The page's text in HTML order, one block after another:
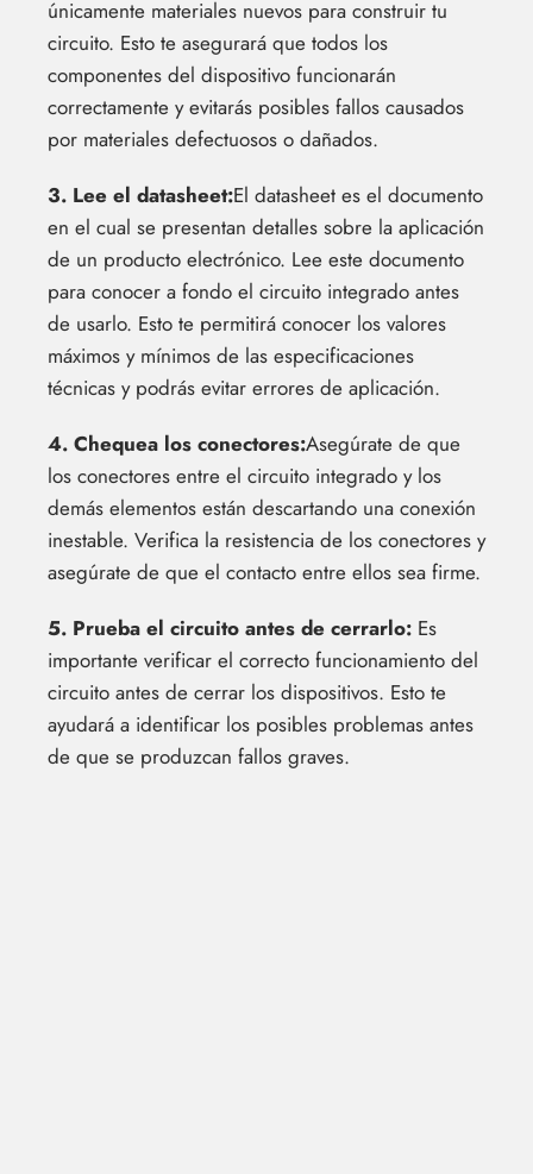
únicamente materiales nuevos para construir tu
circuito. Esto te asegurará que todos los
componentes del dispositivo funcionarán
correctamente y evitarás posibles fallos causados
por materiales defectuosos o dañados.
3. Lee el datasheet:El datasheet es el documento
en el cual se presentan detalles sobre la aplicación
de un producto electrónico. Lee este documento
para conocer a fondo el circuito integrado antes
de usarlo. Esto te permitirá conocer los valores
máximos y mínimos de las especificaciones
técnicas y podrás evitar errores de aplicación.
4. Chequea los conectores:Asegúrate de que
los conectores entre el circuito integrado y los
demás elementos están descartando una conexión
inestable. Verifica la resistencia de los conectores y
asegúrate de que el contacto entre ellos sea firme.
5. Prueba el circuito antes de cerrarlo: Es
importante verificar el correcto funcionamiento del
circuito antes de cerrar los dispositivos. Esto te
ayudará a identificar los posibles problemas antes
de que se produzcan fallos graves.